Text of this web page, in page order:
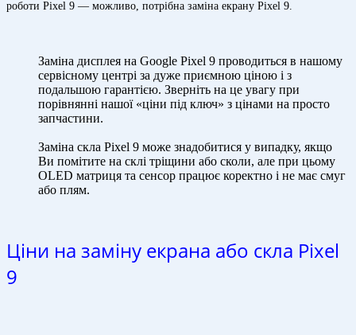
роботи Pixel 9 — можливо, потрібна заміна екрану Pixel 9.
Заміна дисплея на Google Pixel 9 проводиться в нашому
сервісному центрі за дуже приємною ціною і з
подальшою гарантією. Зверніть на це увагу при
порівнянні нашої «ціни під ключ» з цінами на просто
запчастини.
Заміна скла Pixel 9 може знадобитися у випадку, якщо
Ви помітите на склі тріщини або сколи, але при цьому
OLED матриця та сенсор працює коректно і не має смуг
або плям.
Ціни на заміну екрана або скла Pixel
9